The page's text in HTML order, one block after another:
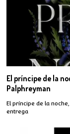
El príncipe de la
Palphreyman
El príncipe de la
entrega